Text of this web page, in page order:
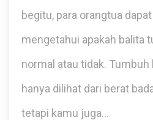
begitu, para orangtua
mengetahui apakah balita
normal atau tidak.
hanya dilihat dari berat
tetapi kamu juga…